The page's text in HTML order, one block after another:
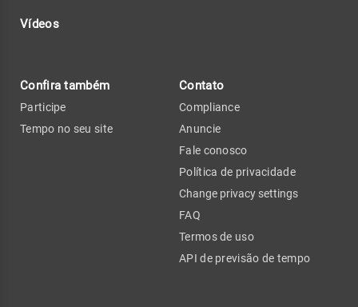
Vídeos
Confira também
Participe
Tempo no seu site
Contato
Compliance
Anuncie
Fale conosco
Política de privacidade
Change privacy settings
FAQ
Termos de uso
API de previsão de tempo